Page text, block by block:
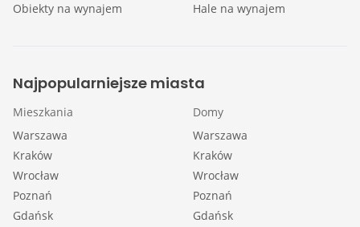
Obiekty na wynajem
Hale na wynajem
Najpopularniejsze miasta
Mieszkania
Warszawa
Kraków
Wrocław
Poznań
Gdańsk
Domy
Warszawa
Kraków
Wrocław
Poznań
Gdańsk